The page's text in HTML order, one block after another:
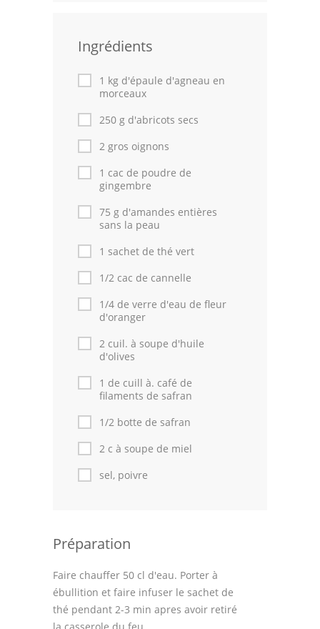
Cuisines Orientales
Recettes marocaine
Cuisine Algérienne
Cuisine Juive
Cuisine Libanaise
Articles
Actualités
Astuces de cuisine
Leçons de cuisine
Fêtes Religieuses
Thèmes
Ingrédients
1 kg d'épaule d'agneau en
morceaux
250 g d'abricots secs
2 gros oignons
1 cac de poudre de
gingembre
75 g d'amandes entières
sans la peau
1 sachet de thé vert
1/2 cac de cannelle
1/4 de verre d'eau de fleur
d'oranger
2 cuil. à soupe d'huile
d'olives
1 de cuill à. café de
filaments de safran
1/2 botte de safran
2 c à soupe de miel
sel, poivre
Préparation
Faire chauffer 50 cl d'eau. Porter à
ébullition et faire infuser le sachet de
thé pendant 2-3 min apres avoir retiré